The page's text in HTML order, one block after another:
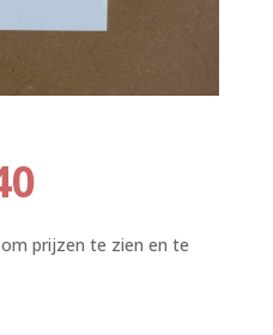
Huidige
is:
€ 5,40.
om prijzen te zien en te